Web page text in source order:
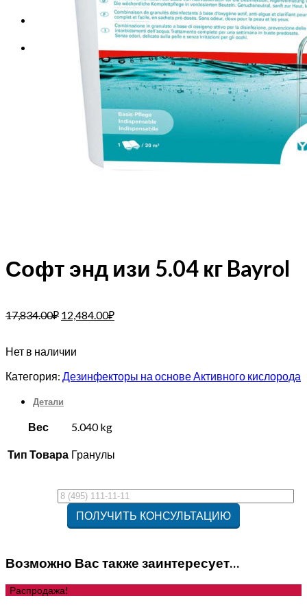
Корзина пуста.
Софт энд изи 5.04 кг Bayrol
17,834.00₽ 12,484.00₽
Нет в наличии
Категория: Дезинфекторы на основе Активного кислорода
Детали
Вес 5.040 kg
Тип Товара Гранулы
Возможно Вас также заинтересует…
Распродажа!